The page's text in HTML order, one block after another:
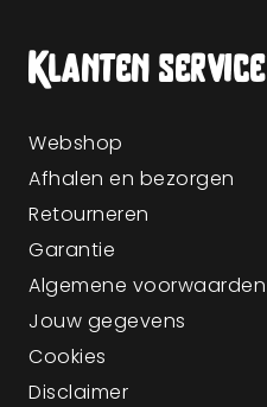
Klanten service
Webshop
Afhalen en bezorgen
Retourneren
Garantie
Algemene voorwaarden
Jouw gegevens
Cookies
Disclaimer